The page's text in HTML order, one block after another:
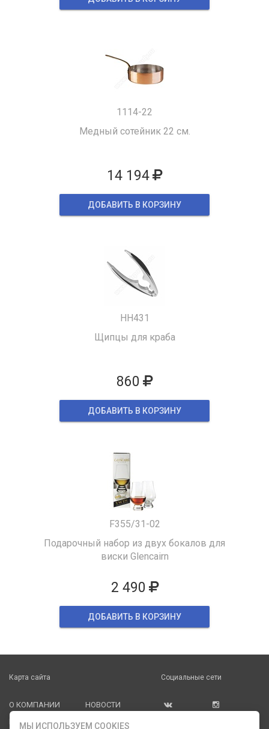
1114-22
Медный сотейник 22 см.
14 194
ДОБАВИТЬ В КОРЗИНУ
HH431
Щипцы для краба
860
ДОБАВИТЬ В КОРЗИНУ
F355/31-02
Подарочный набор из двух бокалов для
виски Glencairn
2 490
ДОБАВИТЬ В КОРЗИНУ
Карта сайта
О КОМПАНИИ
КАТАЛОГ
НОВОСТИ
СТАТЬИ
Социальные сети
МЫ ИСПОЛЬЗУЕМ COOKIES